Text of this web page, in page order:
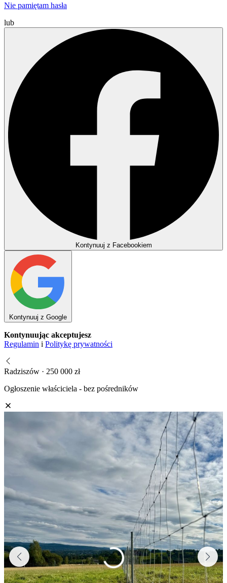
Nie pamiętam hasła
lub
Kontynuuj z Facebookiem
Kontynuuj z Google
Kontynuując akceptujesz
Regulamin i Politykę prywatności
Radziszów · 250 000 zł
Ogłoszenie właściciela - bez pośredników